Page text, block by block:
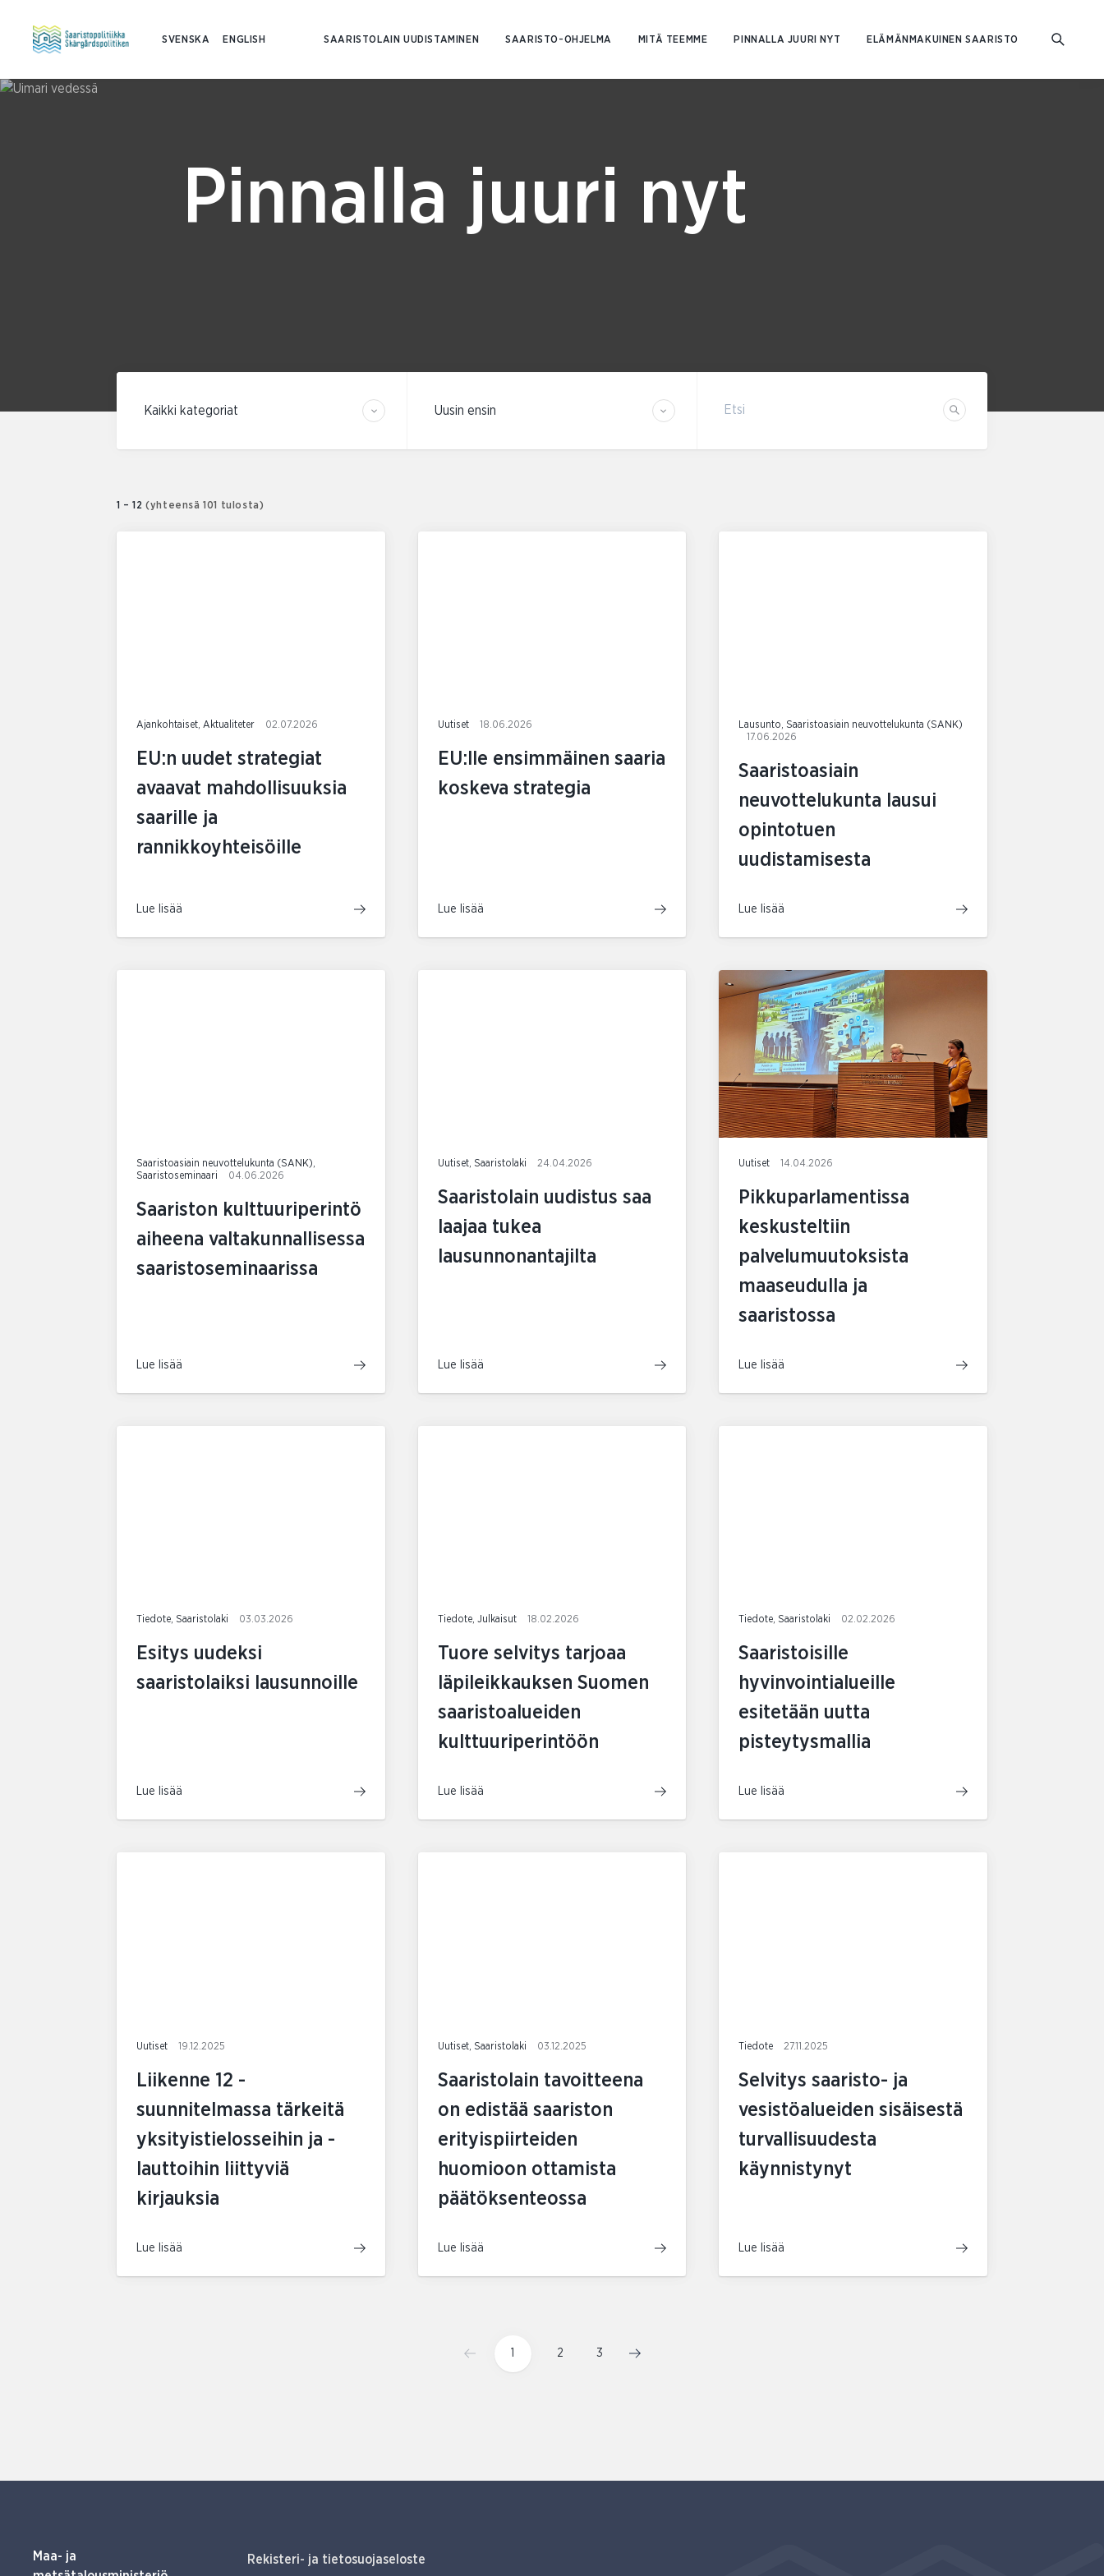
SVENSKA ENGLISH SAARISTOLAIN UUDISTAMINEN SAARISTO-OHJELMA MITÄ TEEMME PINNALLA JUURI NYT ELÄMÄNMAKUINEN SAARISTO
Pinnalla juuri nyt
Etsi
1 – 12 (yhteensä 101 tulosta)
Ajankohtaiset, Aktualiteter 02.07.2026
EU:n uudet strategiat
avaavat mahdollisuuksia
saarille ja
rannikkoyhteisöille
Lue lisää
Uutiset 18.06.2026
EU:lle ensimmäinen saaria
koskeva strategia
Lue lisää
Lausunto, Saaristoasiain neuvottelukunta (SANK)
17.06.2026
Saaristoasiain
neuvottelukunta lausui
opintotuen
uudistamisesta
Lue lisää
Saaristoasiain neuvottelukunta (SANK),
Saaristoseminaari
04.06.2026
Saariston kulttuuriperintö
aiheena valtakunnallisessa
saaristoseminaarissa
Lue lisää
Uutiset, Saaristolaki 24.04.2026
Saaristolain uudistus saa
laajaa tukea
lausunnonantajilta
Lue lisää
Uutiset 14.04.2026
Pikkuparlamentissa
keskusteltiin
palvelumuutoksista
maaseudulla ja
saaristossa
Lue lisää
Tiedote, Saaristolaki 03.03.2026
Esitys uudeksi
saaristolaiksi lausunnoille
Lue lisää
Tiedote, Julkaisut 18.02.2026
Tuore selvitys tarjoaa
läpileikkauksen Suomen
saaristoalueiden
kulttuuriperintöön
Lue lisää
Tiedote, Saaristolaki 02.02.2026
Saaristoisille
hyvinvointialueille
esitetään uutta
pisteytysmallia
Lue lisää
Uutiset 19.12.2025
Liikenne 12 -
suunnitelmassa tärkeitä
yksityistielosseihin ja -
lauttoihin liittyviä
kirjauksia
Lue lisää
Uutiset, Saaristolaki 03.12.2025
Saaristolain tavoitteena
on edistää saariston
erityispiirteiden
huomioon ottamista
päätöksenteossa
Lue lisää
Tiedote 27.11.2025
Selvitys saaristo- ja
vesistöalueiden sisäisestä
turvallisuudesta
käynnistynyt
Lue lisää
2 3
Maa- ja
Rekisteri- ja tietosuojaseloste